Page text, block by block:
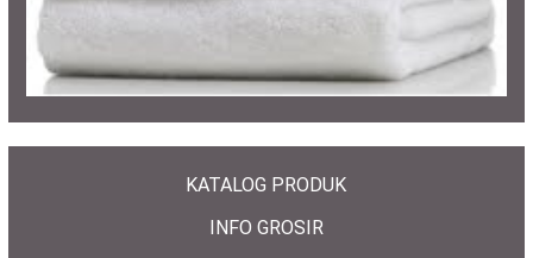
KATALOG PRODUK
INFO GROSIR